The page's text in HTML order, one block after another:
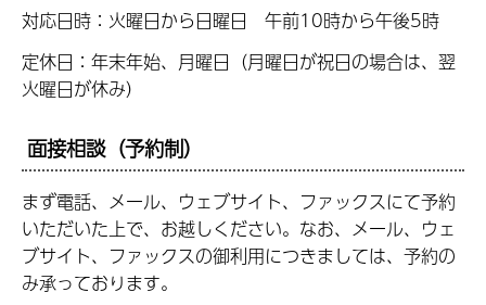
対応日時：火曜日から日曜日 午前10時から午後5時
定休日：年末年始、月曜日（月曜日が祝日の場合は、翌
火曜日が休み）
面接相談（予約制）
まず電話、メール、ウェブサイト、ファックスにて予約
いただいた上で、お越しください。なお、メール、ウェ
ブサイト、ファックスの御利用につきましては、予約の
み承っております。